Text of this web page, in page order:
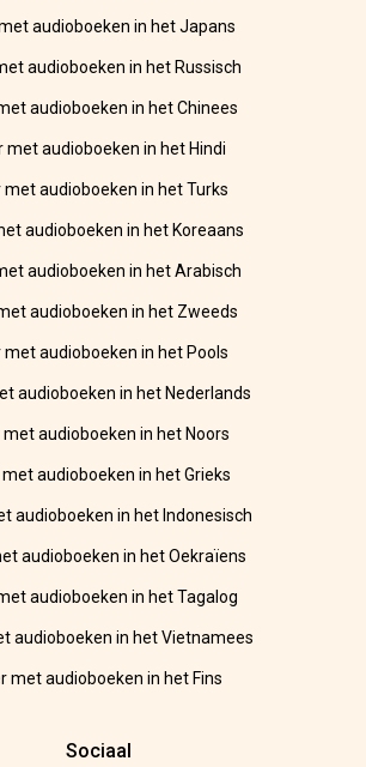
audioboeken in het Japans
audioboeken in het Russisch
audioboeken in het Chinees
met audioboeken in het Hindi
met audioboeken in het Turks
audioboeken in het Koreaans
audioboeken in het Arabisch
audioboeken in het Zweeds
met audioboeken in het Pools
audioboeken in het Nederlands
met audioboeken in het Noors
met audioboeken in het Grieks
audioboeken in het Indonesisch
audioboeken in het Oekraïens
audioboeken in het Tagalog
audioboeken in het Vietnamees
met audioboeken in het Fins
Sociaal